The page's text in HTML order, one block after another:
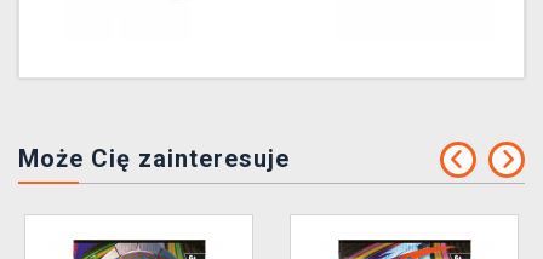
Może Cię zainteresuje